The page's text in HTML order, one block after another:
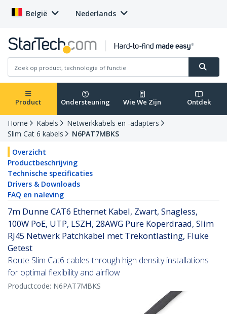
België Nederlands
Product Ondersteuning Wie We Zijn Ontdek
Home Kabels
Netwerkkabels en -adapters
Slim Cat 6 kabels
N6PAT7MBKS
Overzicht
Productbeschrijving
Technische specificaties
Drivers & Downloads
FAQ en naleving
7m Dunne CAT6 Ethernet Kabel, Zwart, Snagless,
100W PoE, UTP, LSZH, 28AWG Pure Koperdraad, Slim
RJ45 Netwerk Patchkabel met Trekontlasting, Fluke
Getest
Route Slim Cat6 cables through high density installations
for optimal flexibility and airflow
Productcode: N6PAT7MBKS